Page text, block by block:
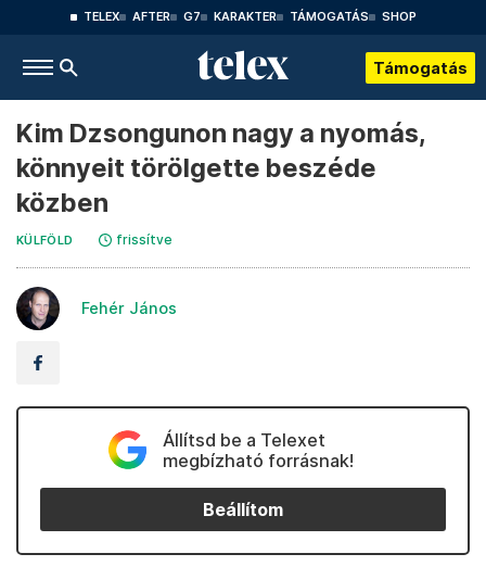
TELEX AFTER G7 KARAKTER TÁMOGATÁS SHOP
Támogatás
Kim Dzsongunon nagy a nyomás,
könnyeit törölgette beszéde
közben
KÜLFÖLD frissítve
Fehér János
Állítsd be a Telexet
megbízható forrásnak!
Beállítom